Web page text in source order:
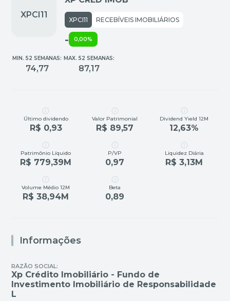
XPCI11 RECEBÍVEIS IMOBILIÁRIOS
- 0,00%
MIN. 52 SEMANAS:
74,77
MAX. 52 SEMANAS:
87,17
Último dividendo
R$ 0,93
Valor Patrimonial
R$ 89,57
Dividend Yield 12M
12,63%
Patrimônio Líquido
R$ 779,39M
P/VP
0,97
Liquidez Diária
R$ 3,13M
Volume Médio 12M
R$ 38,94M
Beta
0,89
Informações
RAZÃO SOCIAL:
Xp Crédito Imobiliário - Fundo de
Investimento Imobiliário de Responsabilidade
L